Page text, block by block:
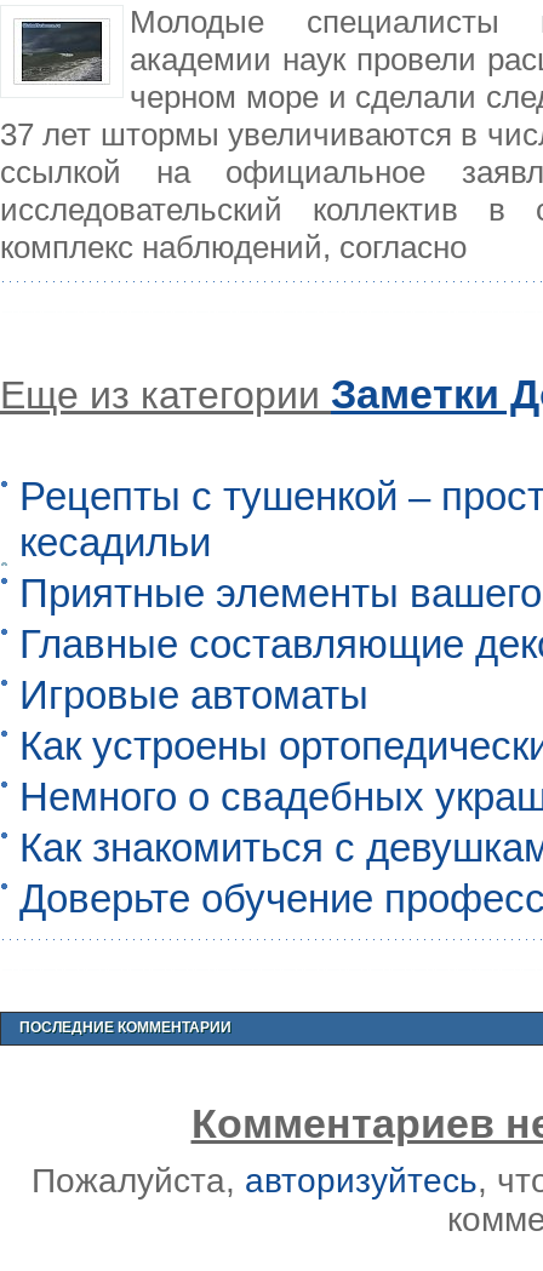
Молодые специалисты
академии наук провели
черном море и сделали
37 лет штормы увеличиваются в
ссылкой на официальное
исследовательский коллектив
комплекс наблюдений, согласно
Еще из категории Заметки
Рецепты с тушенкой –
кесадильи
Приятные элементы
Главные составляющие
Игровые автоматы
Как устроены
Немного о свадебных
Как знакомиться с
Доверьте обучение
ПОСЛЕДНИЕ КОММЕНТАРИИ
Комментариев
Пожалуйста, авторизуйтесь,